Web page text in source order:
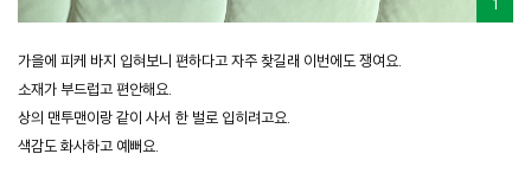
1
가을에 피케 바지 입혀보니 편하다고 자주 찾길래 이번에도 쟁여요.
소재가 부드럽고 편안해요.
상의 맨투맨이랑 같이 사서 한 벌로 입히려고요.
색감도 화사하고 예뻐요.